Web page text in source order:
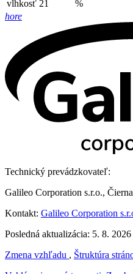
vlhkosť 21
%
hore
Technický prevádzkovateľ:
Galileo Corporation s.r.o.,
Kontakt: Galileo Corporation
Posledná aktualizácia: 5. 8. 2026
Zmena vzhľadu , Štruktúra